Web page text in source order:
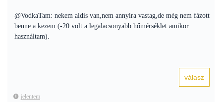
@VodkaTam: nekem aldis van,nem annyira vastag,de még nem fázott
benne a kezem.(-20 volt a legalacsonyabb hőmérséklet amikor
használtam).
jelentem